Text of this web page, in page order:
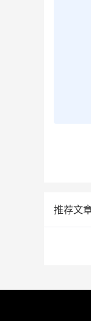
推荐文